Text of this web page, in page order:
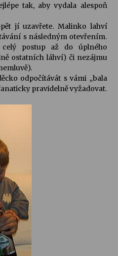
tak, aby vydala alespoň
jí uzavřete. Malinko lahví
s následným otevřením.
postup až do úplného
ostatních láhví) či nezájmu
odpočítávát s vámi „bala
pravidelně vyžadovat.